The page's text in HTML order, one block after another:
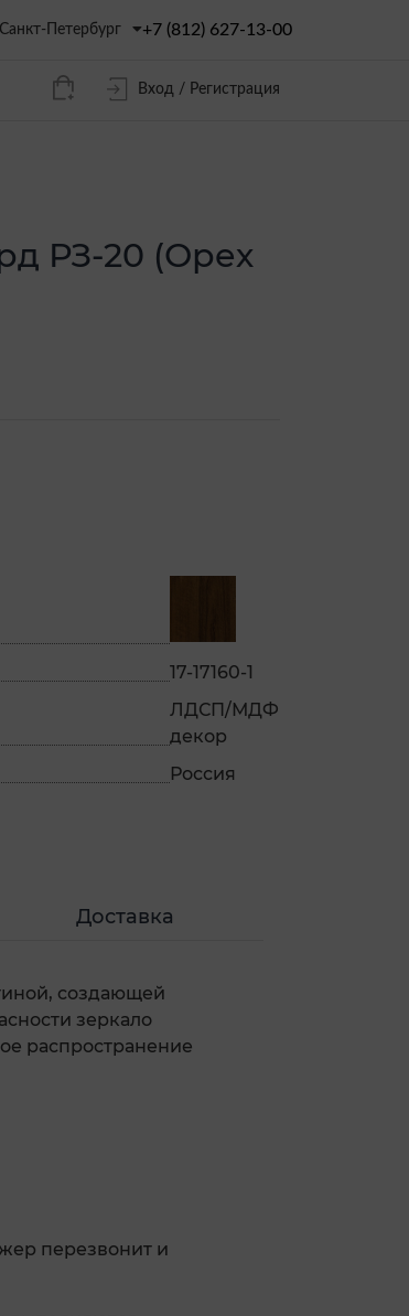
Санкт-Петербург +7 (812) 627-13-00
Вход / Регистрация
РЗ-20 (Орех
17-17160-1
ЛДСП/МДФ
декор
Россия
Доставка
создающей
зеркало
распространение
перезвонит и